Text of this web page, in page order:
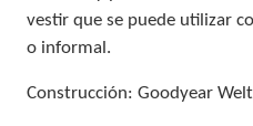
vestir que se puede utilizar
o informal.
Construcción: Goodyear